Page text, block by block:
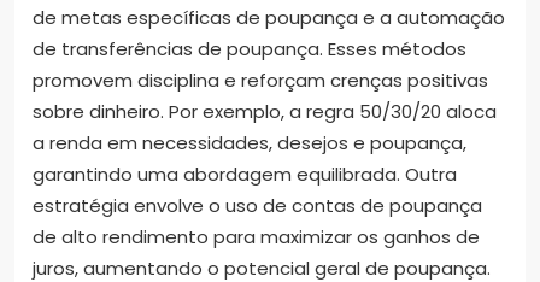
de metas específicas de poupança e a automação
de transferências de poupança. Esses métodos
promovem disciplina e reforçam crenças positivas
sobre dinheiro. Por exemplo, a regra 50/30/20 aloca
a renda em necessidades, desejos e poupança,
garantindo uma abordagem equilibrada. Outra
estratégia envolve o uso de contas de poupança
de alto rendimento para maximizar os ganhos de
juros, aumentando o potencial geral de poupança.